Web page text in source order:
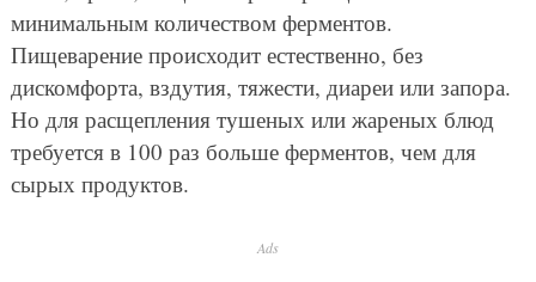
минимальным количеством ферментов.
Пищеварение происходит естественно, без
дискомфорта, вздутия, тяжести, диареи или запора.
Но для расщепления тушеных или жареных блюд
требуется в 100 раз больше ферментов, чем для
сырых продуктов.
Ads